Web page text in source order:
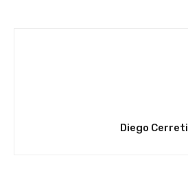
Diego Cerreti